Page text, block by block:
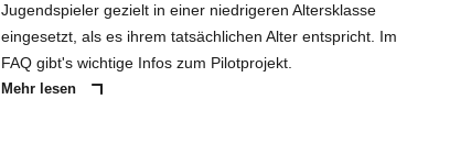
Jugendspieler gezielt in einer niedrigeren Altersklasse
eingesetzt, als es ihrem tatsächlichen Alter entspricht. Im
FAQ gibt's wichtige Infos zum Pilotprojekt.
Mehr lesen